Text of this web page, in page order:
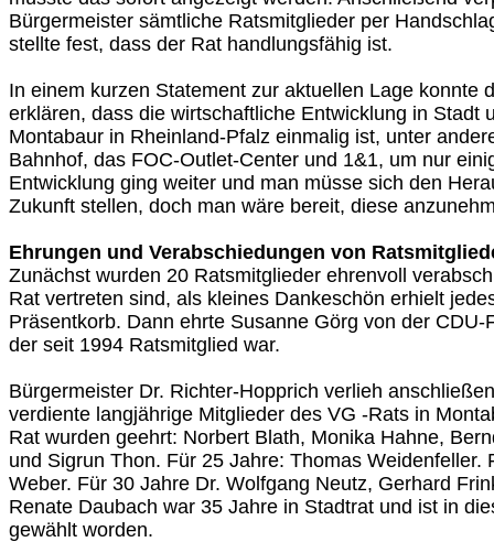
Bürgermeister sämtliche Ratsmitglieder per
stellte fest, dass der Rat handlungsfähig ist.
In einem kurzen Statement zur aktuellen Lage konnte
erklären, dass die wirtschaftliche Entwicklung in Stadt
Montabaur in Rheinland-Pfalz einmalig ist, unter
Bahnhof, das FOC-Outlet-Center und 1&1, um nur
Entwicklung ging weiter und man müsse sich den
Zukunft stellen, doch man wäre bereit, diese
Ehrungen und Verabschiedungen von
Zunächst wurden 20 Ratsmitglieder ehrenvoll
Rat vertreten sind, als kleines Dankeschön erhielt
Präsentkorb. Dann ehrte Susanne Görg von der
der seit 1994 Ratsmitglied war.
Bürgermeister Dr. Richter-Hopprich verlieh
verdiente langjährige Mitglieder des VG -Rats in
Rat wurden geehrt: Norbert Blath, Monika Hahne,
und Sigrun Thon. Für 25 Jahre: Thomas Weidenfeller.
Weber. Für 30 Jahre Dr. Wolfgang Neutz, Gerhard
Renate Daubach war 35 Jahre in Stadtrat und ist in
gewählt worden.